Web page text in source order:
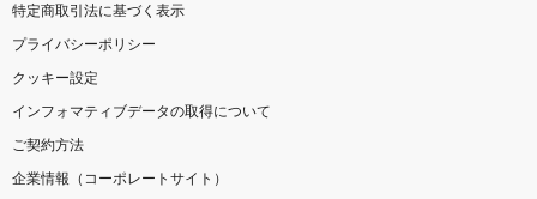
特定商取引法に基づく表示
プライバシーポリシー
クッキー設定
インフォマティブデータの取得について
ご契約方法
企業情報（コーポレートサイト）